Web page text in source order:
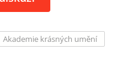
Akademie krásných umění